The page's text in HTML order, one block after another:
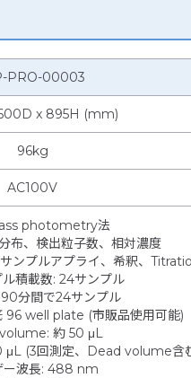
PRO-00003
x 895H (mm)
96kg
AC100V
photometry法
布、検出粒子数、相対濃度
サンプルアプライ、希釈、
積載数: 24サンプル
90分間で24サンプル
96 well plate (市販品使用可能)
: 約 50 μL
μL (3回測定、Dead volume含
ー波長: 488 nm